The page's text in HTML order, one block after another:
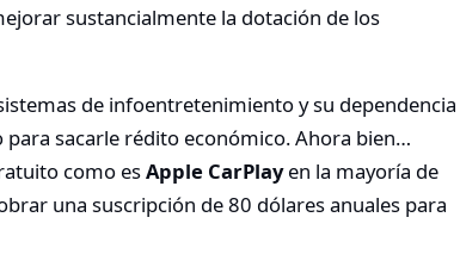
sustancialmente la dotación de los
de infoentretenimiento y su dependencia
sacarle rédito económico. Ahora bien…
como esApple CarPlayen la mayoría de
una suscripción de 80 dólares anuales para